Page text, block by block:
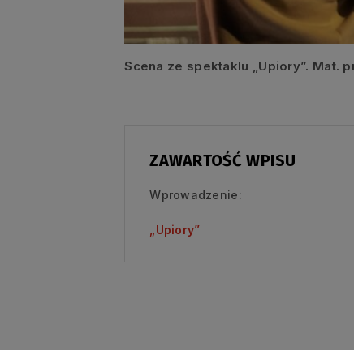
Scena ze spektaklu „Upiory”. Mat.
ZAWARTOŚĆ WPISU
Wprowadzenie:
„Upiory”